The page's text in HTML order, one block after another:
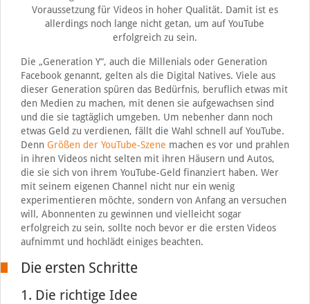
Voraussetzung für Videos in hoher Qualität. Damit ist es
allerdings noch lange nicht getan, um auf YouTube
erfolgreich zu sein.
Die „Generation Y“, auch die Millenials oder Generation
Facebook genannt, gelten als die Digital Natives. Viele aus
dieser Generation spüren das Bedürfnis, beruflich etwas mit
den Medien zu machen, mit denen sie aufgewachsen sind
und die sie tagtäglich umgeben. Um nebenher dann noch
etwas Geld zu verdienen, fällt die Wahl schnell auf YouTube.
Denn Größen der YouTube-Szene machen es vor und prahlen
in ihren Videos nicht selten mit ihren Häusern und Autos,
die sie sich von ihrem YouTube-Geld finanziert haben. Wer
mit seinem eigenen Channel nicht nur ein wenig
experimentieren möchte, sondern von Anfang an versuchen
will, Abonnenten zu gewinnen und vielleicht sogar
erfolgreich zu sein, sollte noch bevor er die ersten Videos
aufnimmt und hochlädt einiges beachten.
Die ersten Schritte
1. Die richtige Idee